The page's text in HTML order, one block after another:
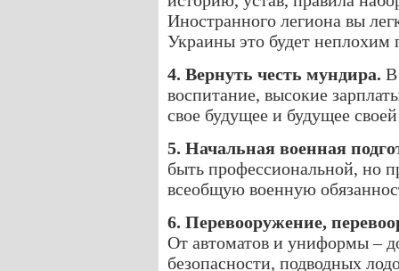
Иностранного легиона вы
Украины это будет неплохим
4. Вернуть честь мундира. В
воспитание, высокие
свое будущее и будущее
5. Начальная военная
быть профессиональной, но
всеобщую военную
6. Перевооружение,
От автоматов и униформы –
безопасности, подводных